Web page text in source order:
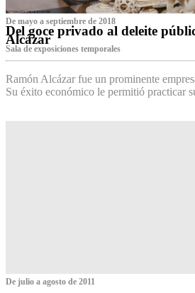
De mayo a septiembre de 2018
Del goce privado al deleite
Alcázar
Sala de exposiciones temporales
Ramón Alcázar fue un prominente
Su éxito económico le permitió practicar
De julio a agosto de 2011